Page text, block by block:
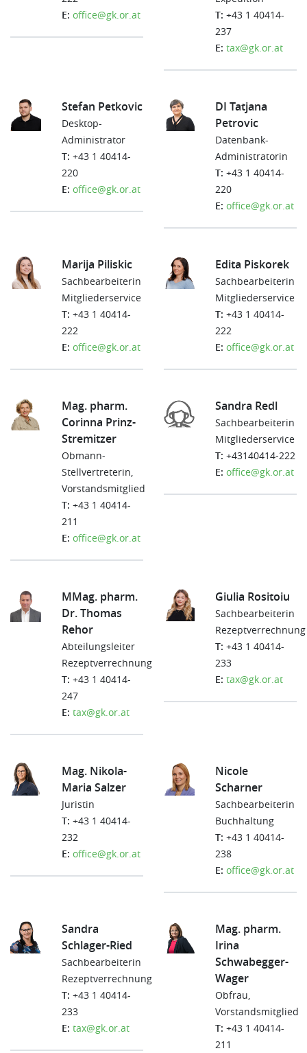
E: office@gk.or.at
T: +43 1 40414-
237
E: tax@gk.or.at
Stefan Petkovic
Desktop-
Administrator
T: +43 1 40414-
220
E: office@gk.or.at
DI Tatjana
Petrovic
Datenbank-
Administratorin
T: +43 1 40414-
220
E: office@gk.or.at
Marija Piliskic
Sachbearbeiterin
Mitgliederservice
T: +43 1 40414-
222
E: office@gk.or.at
Edita Piskorek
Sachbearbeiterin
Mitgliederservice
T: +43 1 40414-
222
E: office@gk.or.at
Mag. pharm.
Corinna Prinz-
Stremitzer
Obmann-
Stellvertreterin,
Vorstandsmitglied
T: +43 1 40414-
211
E: office@gk.or.at
Sandra Redl
Sachbearbeiterin
Mitgliederservice
T: +43140414-222
E: office@gk.or.at
MMag. pharm.
Dr. Thomas
Rehor
Abteilungsleiter
Rezeptverrechnung
T: +43 1 40414-
247
E: tax@gk.or.at
Giulia Rositoiu
Sachbearbeiterin
Rezeptverrechnung
T: +43 1 40414-
233
E: tax@gk.or.at
Mag. Nikola-
Maria Salzer
Juristin
T: +43 1 40414-
232
E: office@gk.or.at
Nicole
Scharner
Sachbearbeiterin
Buchhaltung
T: +43 1 40414-
238
E: office@gk.or.at
Sandra
Schlager-Ried
Sachbearbeiterin
Rezeptverrechnung
T: +43 1 40414-
233
E: tax@gk.or.at
Mag. pharm.
Irina
Schwabegger-
Wager
Obfrau,
Vorstandsmitglied
T: +43 1 40414-
211